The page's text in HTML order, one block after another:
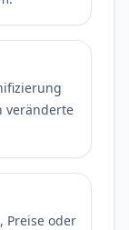
veränderte
Preise oder